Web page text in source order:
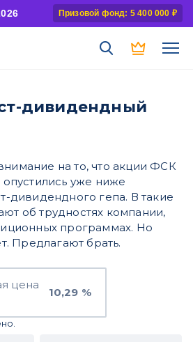
Призовой фонд: 5 400 000 ₽
дивидендный
на то, что акции ФСК
уже ниже
дивидендного гепа. В такие
об трудностях компании,
программах. Но
Предлагают брать.
цена
10,29 %